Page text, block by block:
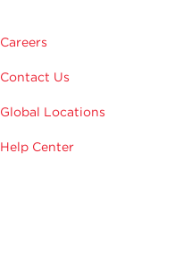
Careers
Contact Us
Global Locations
Help Center